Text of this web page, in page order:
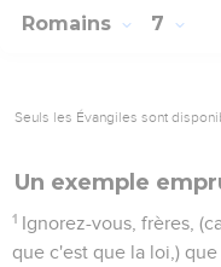
Romains 7
Seuls les Évangiles sont
Un exemple
1 Ignorez-vous, frères,
que c'est que la loi,)